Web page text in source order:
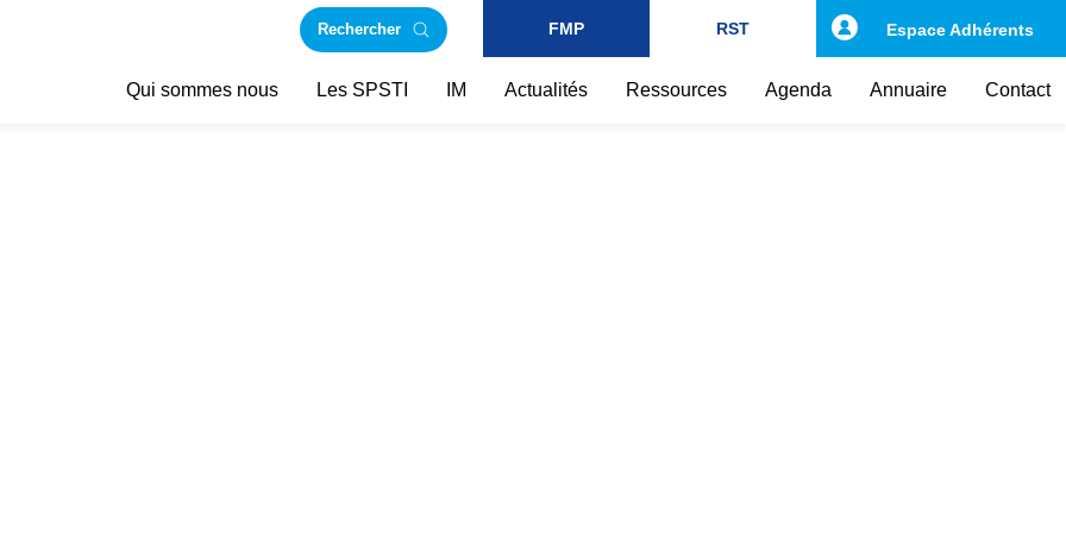
Rechercher FMP RST
Qui sommes nous Les SPSTI IM Actualités Ressources Agenda Annuaire Contact
Espace Adhérents